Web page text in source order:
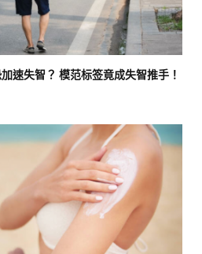
速失智？ 模范标签竟成失智推手！